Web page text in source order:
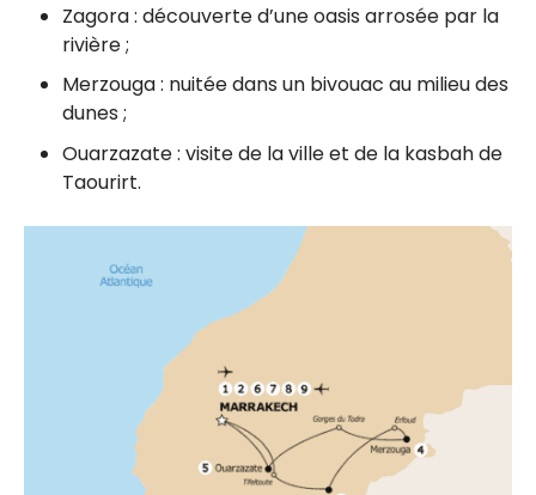
Zagora : découverte d’une oasis arrosée par la
rivière ;
Merzouga : nuitée dans un bivouac au milieu des
dunes ;
Ouarzazate : visite de la ville et de la kasbah de
Taourirt.